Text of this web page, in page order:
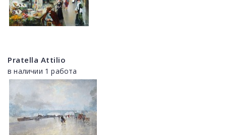
Pratella Attilio
в наличии 1 работа